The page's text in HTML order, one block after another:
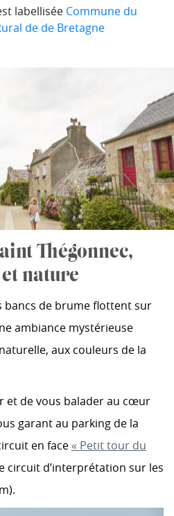
labellisée Commune du
de de Bretagne
Thégonnec,
nature
bancs de brume flottent sur
ambiance mystérieuse
aux couleurs de la
et de vous balader au cœur
garant au parking de la
en face« Petit tour du
circuit d’interprétation sur les